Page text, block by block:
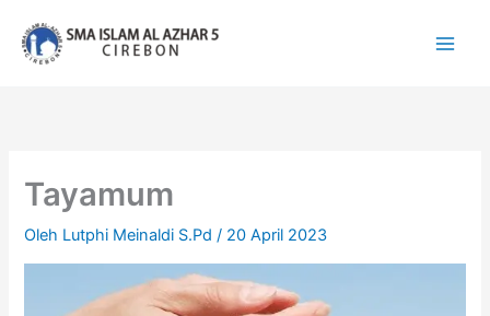
konten
Tayamum
Oleh Lutphi Meinaldi S.Pd/ 20 April 2023